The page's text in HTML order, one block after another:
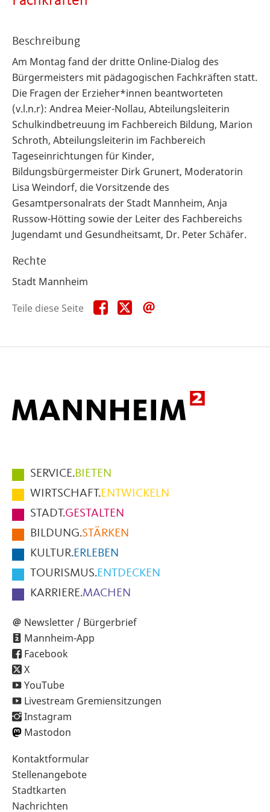
Beschreibung
Am Montag fand der dritte Online-Dialog des
Bürgermeisters mit pädagogischen Fachkräften statt.
Die Fragen der Erzieher*innen beantworteten
(v.l.n.r): Andrea Meier-Nollau, Abteilungsleiterin
Schulkindbetreuung im Fachbereich Bildung, Marion
Schroth, Abteilungsleiterin im Fachbereich
Tageseinrichtungen für Kinder,
Bildungsbürgermeister Dirk Grunert, Moderatorin
Lisa Weindorf, die Vorsitzende des
Gesamtpersonalrats der Stadt Mannheim, Anja
Russow-Hötting sowie der Leiter des Fachbereichs
Jugendamt und Gesundheitsamt, Dr. Peter Schäfer.
Rechte
Stadt Mannheim
Teile diese Seite
Teile
diese
Teile
diese
Hauptmenüpunkte
im
Fußbereich
der
Seite
SERVICE.BIETEN
WIRTSCHAFT.ENTWICKELN
STADT.GESTALTEN
BILDUNG.STÄRKEN
KULTUR.ERLEBEN
TOURISMUS.ENTDECKEN
KARRIERE.MACHEN
Newsletter / Bürgerbrief
Mannheim-App
Facebook
X
YouTube
Livestream Gremiensitzungen
Instagram
Mastodon
Sekundärnavigation
im
Fußbereich
Kontaktformular
Stellenangebote
Stadtkarten
Nachrichten